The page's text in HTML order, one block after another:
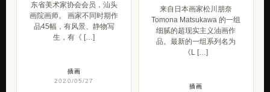
东省美术家协会会员，汕头
画院画师。 画家不同时期作
品45幅，有风景、静物写
生，有《 […]
插画
2020/05/27
来自日本画家松川朋奈
Tomona Matsukawa 的一组
细腻的超现实主义油画作
品。最新的一组系列名为
《L […]
插画